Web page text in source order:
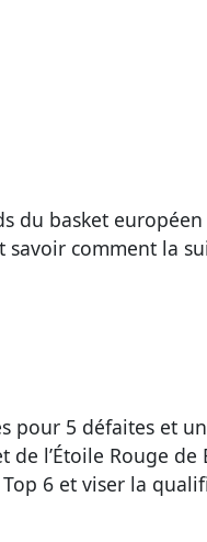
du basket européen
savoir comment la
pour 5 défaites et
de l’Étoile Rouge de
6 et viser la